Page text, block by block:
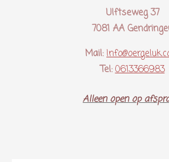
Ulftseweg 37
7081 AA
Mail:
Tel: 0613366983
Alleen open op